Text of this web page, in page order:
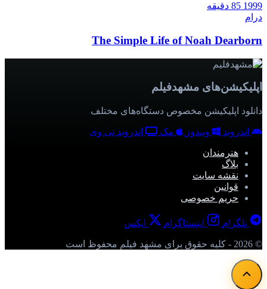
1999 85 دقیقه
درام
The Simple Life of Noah Dearborn
اپلیکیشن‌های مشهدفیلم
دانلود اپلیکیشن مخصوص دستگاه‌های مختلف
اندروید ویندوز مک اندروید تی وی
هنرمندان
بلاگ
نقشه سایت
قوانین
حریم خصوصی
تلگرام اینستاگرام ایکس
© 2026 - کلیه حقوق برای مشهد فیلم محفوظ است